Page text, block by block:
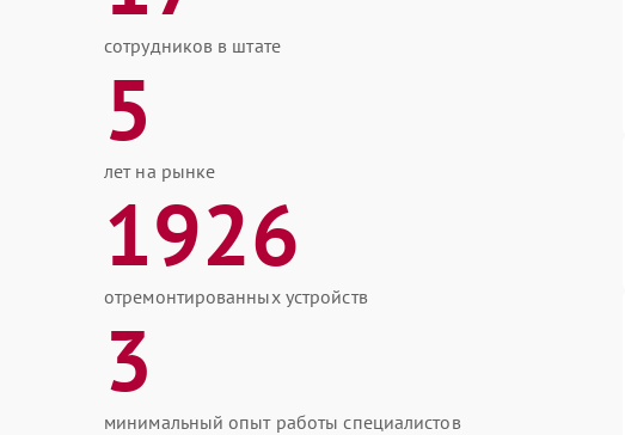
сотрудников в штате
5
лет на рынке
1926
отремонтированных устройств
3
минимальный опыт работы специалистов